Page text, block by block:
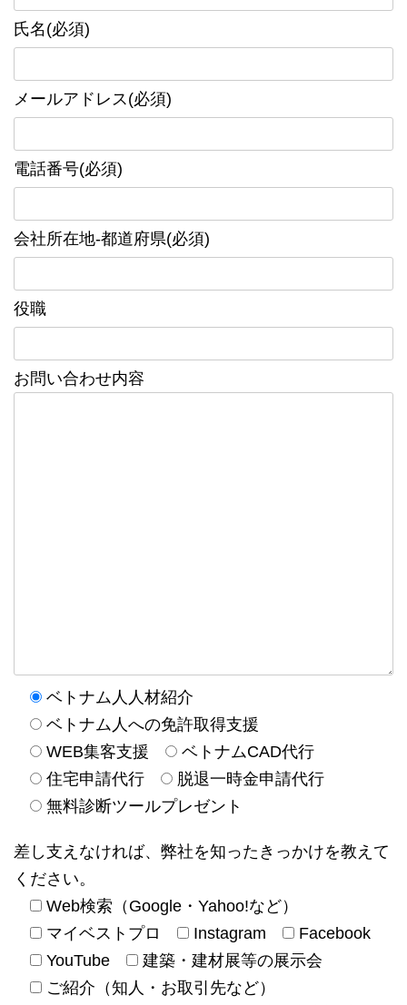
氏名(必須)
メールアドレス(必須)
電話番号(必須)
会社所在地-都道府県(必須)
役職
お問い合わせ内容
ベトナム人人材紹介
ベトナム人への免許取得支援
WEB集客支援
ベトナムCAD代行
住宅申請代行
脱退一時金申請代行
無料診断ツールプレゼント
差し支えなければ、弊社を知ったきっかけを教えて
ください。
Web検索（Google・Yahoo!など）
マイベストプロ
Instagram
Facebook
YouTube
建築・建材展等の展示会
ご紹介（知人・お取引先など）